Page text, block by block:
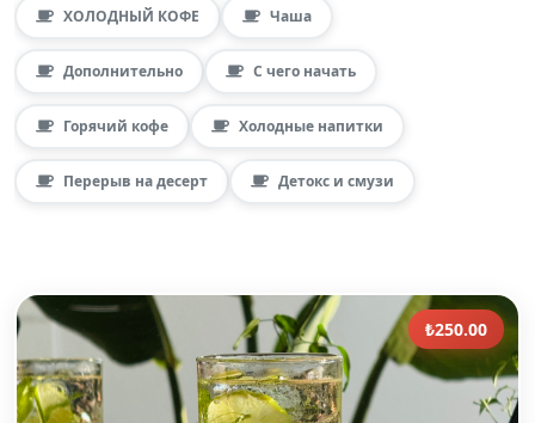
ХОЛОДНЫЙ КОФЕ Чаша
Дополнительно С чего начать
Горячий кофе Холодные напитки
Перерыв на десерт Детокс и смузи
₺250.00